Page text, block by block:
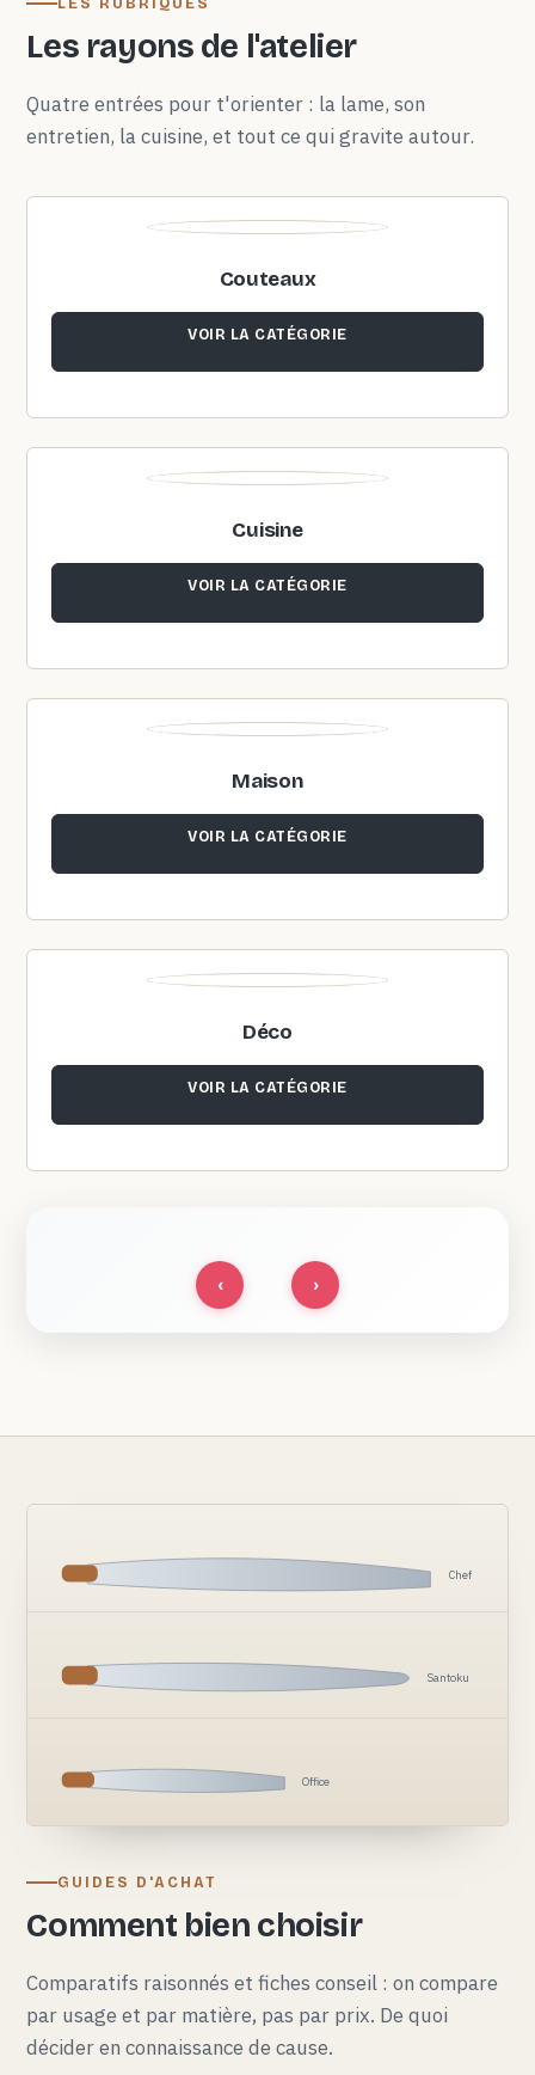
Les rayons de l'atelier
Quatre entrées pour t'orienter : la lame, son
entretien, la cuisine, et tout ce qui gravite autour.
Couteaux
VOIR LA CATÉGORIE
Cuisine
VOIR LA CATÉGORIE
Maison
VOIR LA CATÉGORIE
Déco
VOIR LA CATÉGORIE
‹ ›
Chef
Santoku
Office
GUIDES D'ACHAT
Comment bien choisir
Comparatifs raisonnés et fiches conseil : on compare
par usage et par matière, pas par prix. De quoi
décider en connaissance de cause.